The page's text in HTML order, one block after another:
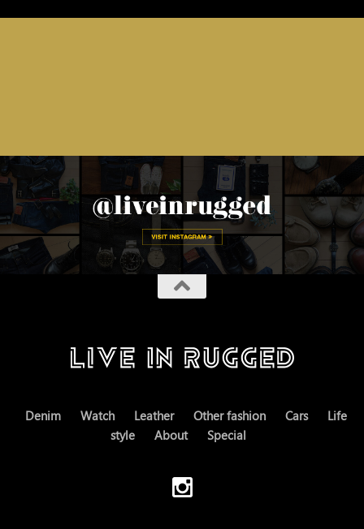
Denim Watch Leather Other fashion Cars
Life
style
About Special